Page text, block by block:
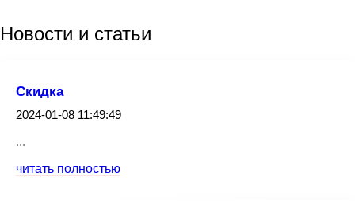
Новости и статьи
Скидка
2024-01-08 11:49:49
...
читать полностью